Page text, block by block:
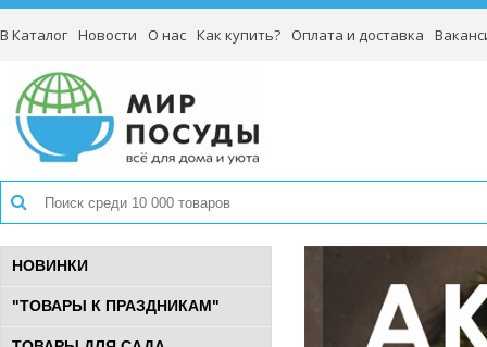
В Каталог Новости О нас Как купить? Оплата и доставка
НОВИНКИ
"ТОВАРЫ К ПРАЗДНИКАМ"